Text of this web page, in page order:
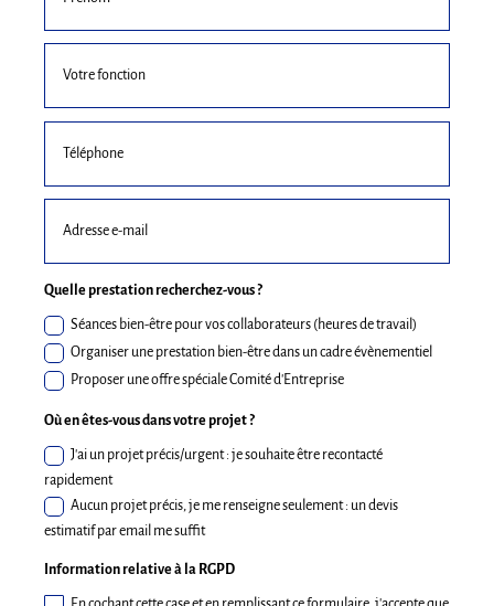
Quelle prestation recherchez-vous ?
Séances bien-être pour vos collaborateurs (heures de travail)
Organiser une prestation bien-être dans un cadre évènementiel
Proposer une offre spéciale Comité d'Entreprise
Où en êtes-vous dans votre projet ?
J'ai un projet précis/urgent : je souhaite être recontacté
rapidement
Aucun projet précis, je me renseigne seulement : un devis
estimatif par email me suffit
Information relative à la RGPD